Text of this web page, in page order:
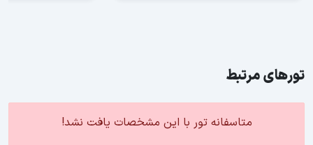
تورهای مرتبط
متاسفانه تور با این مشخصات یافت نشد!